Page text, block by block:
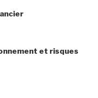
et risques